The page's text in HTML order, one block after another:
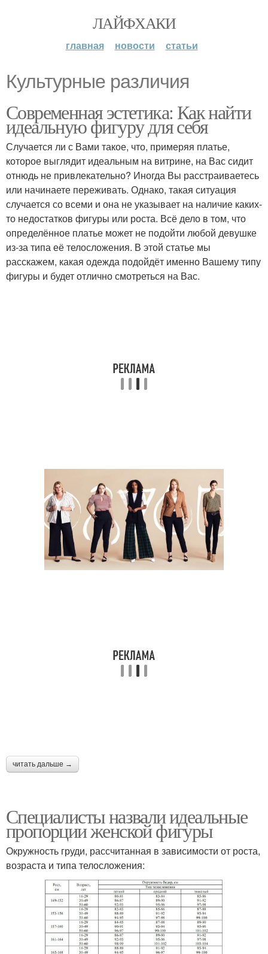
ЛАЙФХАКИ
главная новости статьи
Культурные различия
Современная эстетика: Как найти
идеальную фигуру для себя
Случается ли с Вами такое, что, примеряя платье,
которое выглядит идеальным на витрине, на Вас сидит
отнюдь не привлекательно? Иногда Вы расстраиваетесь
или начинаете переживать. Однако, такая ситуация
случается со всеми и она не указывает на наличие каких-
то недостатков фигуры или роста. Всё дело в том, что
определённое платье может не подойти любой девушке
из-за типа её телосложения. В этой статье мы
расскажем, какая одежда подойдёт именно Вашему типу
фигуры и будет отлично смотреться на Вас.
читать дальше →
Специалисты назвали идеальные
пропорции женской фигуры
Окружность груди, рассчитанная в зависимости от роста,
возраста и типа телосложения: